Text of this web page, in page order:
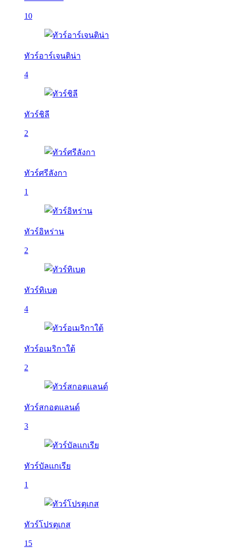
10
ทัวร์อาร์เจนติน่า
4
ทัวร์ชิลี
2
ทัวร์ศรีลังกา
1
ทัวร์อิหร่าน
2
ทัวร์ทิเบต
4
ทัวร์อเมริกาใต้
2
ทัวร์สกอตแลนด์
3
ทัวร์บัลเเกเรีย
1
ทัวร์โปรตุเกส
15